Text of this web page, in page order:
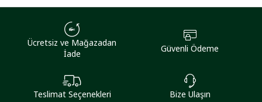
Ücretsiz ve Mağazadan
İade
Güvenli Ödeme
Teslimat Seçenekleri Bize Ulaşın